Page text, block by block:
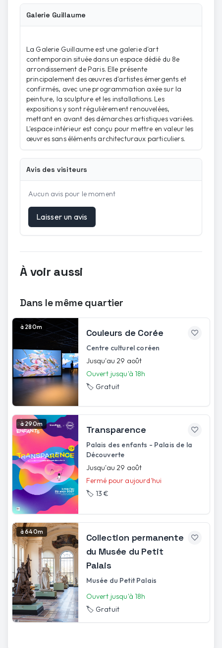
Galerie Guillaume
La Galerie Guillaume est une galerie d'art
contemporain située dans un espace dédié du 8e
arrondissement de Paris. Elle présente
principalement des œuvres d'artistes émergents et
confirmés, avec une programmation axée sur la
peinture, la sculpture et les installations. Les
expositions y sont régulièrement renouvelées,
mettant en avant des démarches artistiques variées.
L'espace intérieur est conçu pour mettre en valeur les
œuvres sans éléments architecturaux particuliers.
Avis des visiteurs
Aucun avis pour le moment
Laisser un avis
À voir aussi
Dans le même quartier
à 280m
Couleurs de Corée
Centre culturel coréen
Jusqu'au 29 août
Ouvert jusqu'à 18h
🏷️ Gratuit
à 290m
Transparence
Palais des enfants - Palais de la
Découverte
Jusqu'au 29 août
Fermé pour aujourd'hui
🏷️ 13 €
à 640m
Collection permanente
du Musée du Petit
Palais
Musée du Petit Palais
Ouvert jusqu'à 18h
🏷️ Gratuit